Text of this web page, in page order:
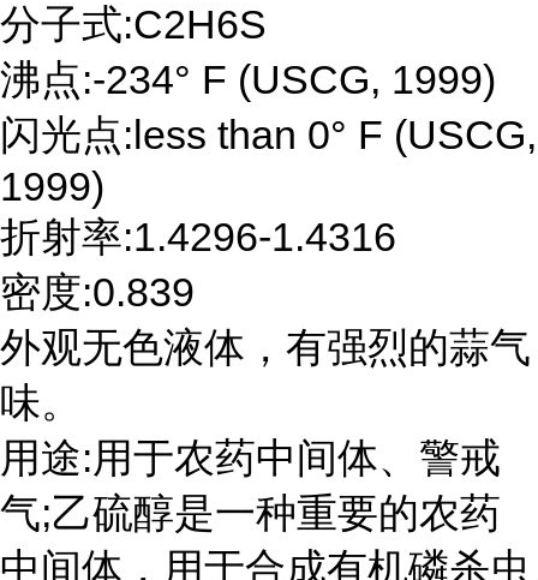
分子式:C2H6S
沸点:-234° F (USCG, 1999)
闪光点:less than 0° F (USCG,
1999)
折射率:1.4296-1.4316
密度:0.839
外观无色液体，有强烈的蒜气
味。
用途:用于农药中间体、警戒
气;乙硫醇是一种重要的农药
中间体，用于合成有机磷杀虫